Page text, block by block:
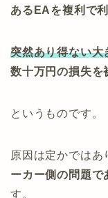
あるEAを複利で
突然あり得ない大
数十万円の損失を
というものです。
原因は定かではあ
ーカー側の問題で
す。